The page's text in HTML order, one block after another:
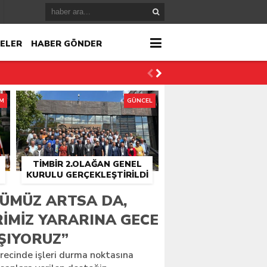
HABER GÖNDER
TİMBİR 2.OLAĞAN GENEL
KURULU GERÇEKLEŞTIRILDI
GÜNCEL
ARTSA DA,
YARARINA GECE
işleri durma noktasına